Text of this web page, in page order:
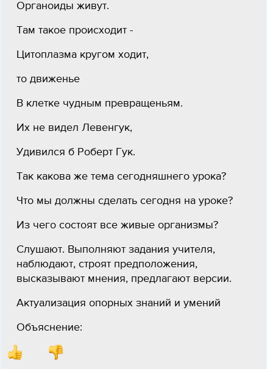
Органоиды живут.
Там такое происходит -
Цитоплазма кругом ходит,
то движенье
В клетке чудным превращеньям.
Их не видел Левенгук,
Удивился б Роберт Гук.
Так какова же тема сегодняшнего урока?
Что мы должны сделать сегодня на уроке?
Из чего состоят все живые организмы?
Слушают. Выполняют задания учителя,
наблюдают, строят предположения,
высказывают мнения, предлагают версии.
Актуализация опорных знаний и умений
Объяснение: